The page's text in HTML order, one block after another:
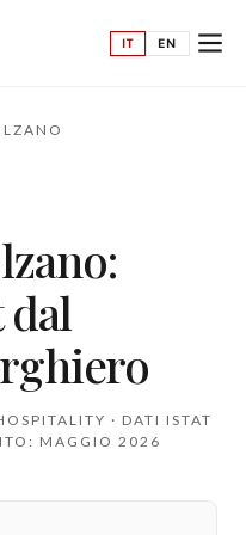
IT EN
· DATI ISTAT
MAGGIO 2026